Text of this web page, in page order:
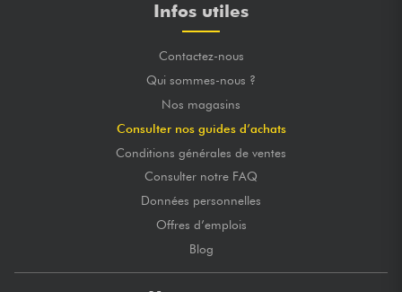
Infos utiles
Contactez-nous
Qui sommes-nous ?
Nos magasins
Consulter nos guides d’achats
Conditions générales de ventes
Consulter notre FAQ
Données personnelles
Offres d’emplois
Blog